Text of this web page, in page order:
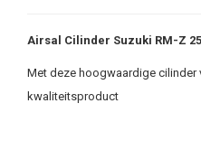
Airsal Cilinder Suzuki RM-Z
Met deze hoogwaardige cilinder
kwaliteitsproduct